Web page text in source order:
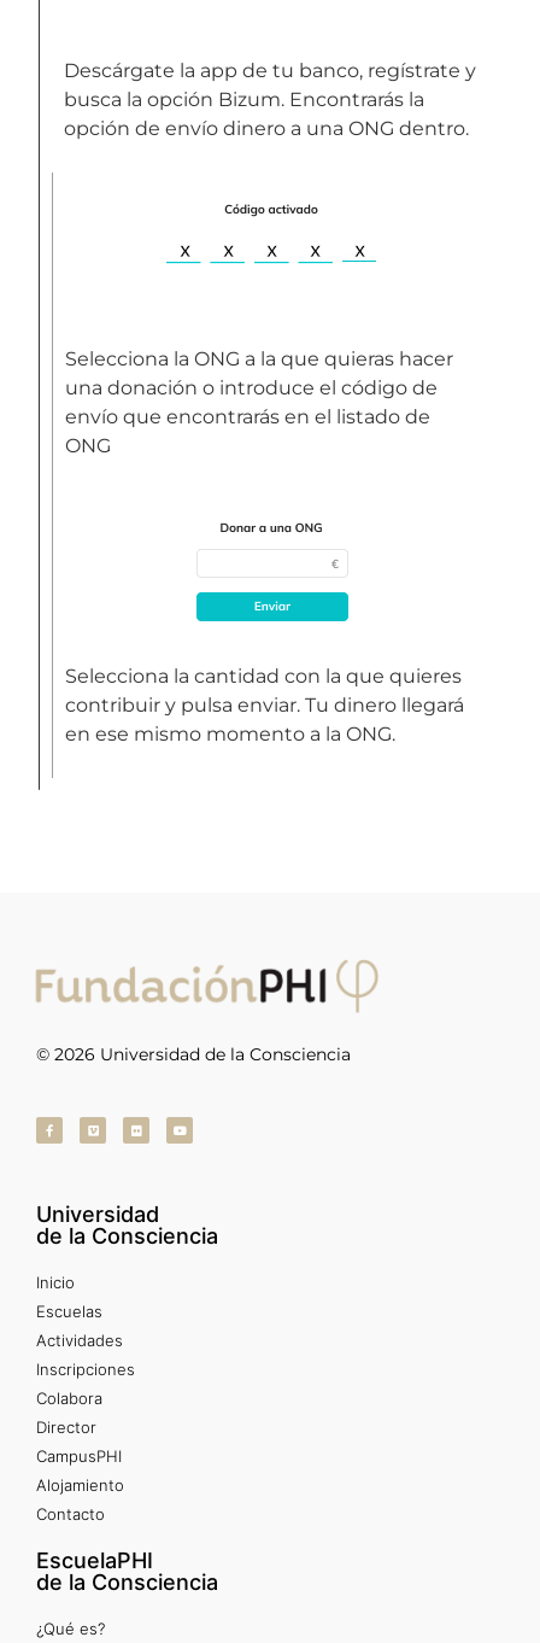
Descárgate la app de tu banco, regístrate y
busca la opción Bizum. Encontrarás la
opción de envío dinero a una ONG dentro.
Selecciona la ONG a la que quieras hacer
una donación o introduce el código de
envío que encontrarás en el listado de
ONG
Selecciona la cantidad con la que quieres
contribuir y pulsa enviar. Tu dinero llegará
en ese mismo momento a la ONG.
© 2026 Universidad de la Consciencia
Universidad
de la Consciencia
Inicio
Escuelas
Actividades
Inscripciones
Colabora
Director
CampusPHI
Alojamiento
Contacto
EscuelaPHI
de la Consciencia
¿Qué es?